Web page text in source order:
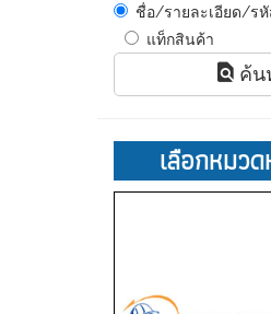
ชื่อ/รายละเอียด/ร
แท็กสินค้า
ค้น
เลือกหมว